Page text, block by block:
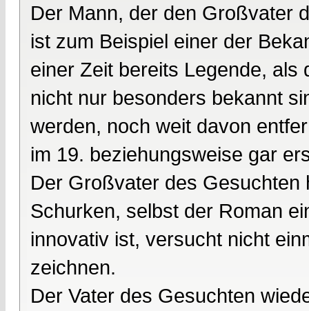
Der Mann, der den Großvater
ist zum Beispiel einer der
einer Zeit bereits Legende, als
nicht nur besonders bekannt
werden, noch weit davon
im 19. beziehungsweise gar
Der Großvater des
Schurken, selbst der Roman
innovativ ist, versucht nicht
zeichnen.
Der Vater des Gesuchten